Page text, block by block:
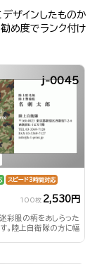
ザインしたものか
勧め度でランク付け
j-0045
スピード3時間対応
100枚 2,530円
彩服の柄をあしらった
す。陸上自衛隊の方に幅